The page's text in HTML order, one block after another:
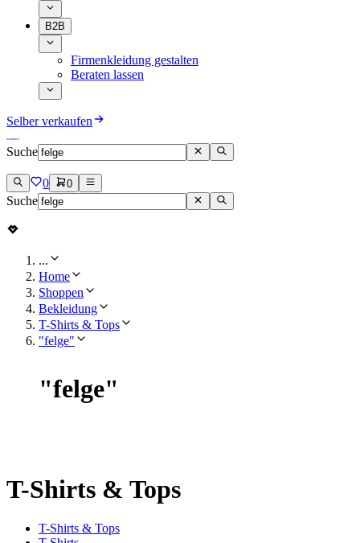
B2B
Firmenkleidung gestalten
Beraten lassen
Selber verkaufen
Suche
0 0
Suche
...
Home
Shoppen
Bekleidung
T-Shirts & Tops
"felge"
"felge"
T-Shirts & Tops
T-Shirts & Tops